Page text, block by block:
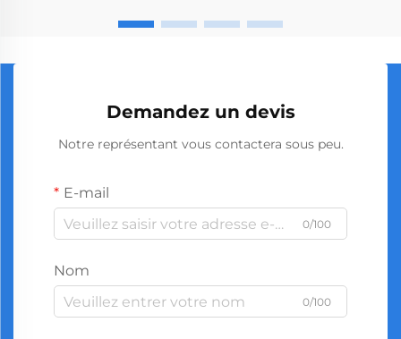
Demandez un devis
Notre représentant vous contactera sous peu.
E-mail
0/100
Nom
0/100